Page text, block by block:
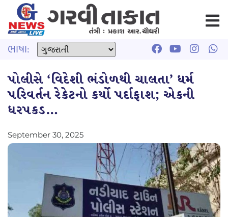
ભાષા:
પોલીસે ‘વિદેશી ભંડોળથી ચાલતા’ ધર્મ
પરિવર્તન રેકેટનો કર્યો પર્દાફાશ; એકની
ધરપકડ…
September 30, 2025